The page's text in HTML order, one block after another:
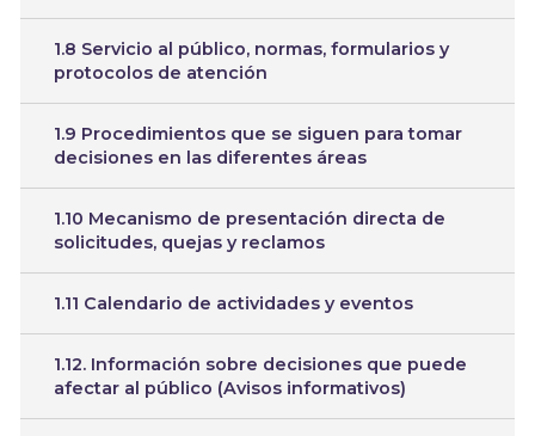
1.8 Servicio al público, normas, formularios y
protocolos de atención
1.9 Procedimientos que se siguen para tomar
decisiones en las diferentes áreas
1.10 Mecanismo de presentación directa de
solicitudes, quejas y reclamos
1.11 Calendario de actividades y eventos
1.12. Información sobre decisiones que puede
afectar al público (Avisos informativos)